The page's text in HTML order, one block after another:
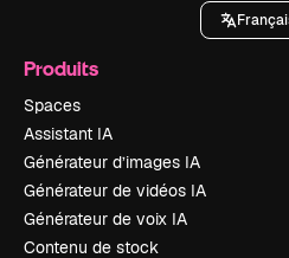
Produits
Spaces
Assistant IA
Générateur d’images IA
Générateur de vidéos IA
Générateur de voix IA
Contenu de stock